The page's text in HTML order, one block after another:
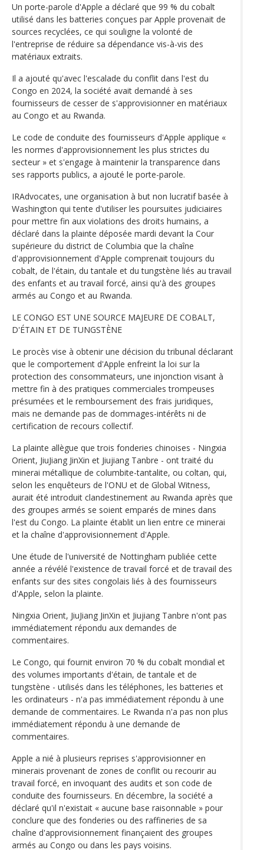
Un porte-parole d'Apple a déclaré que 99 % du cobalt
utilisé dans les batteries conçues par Apple provenait de
sources recyclées, ce qui souligne la volonté de
l'entreprise de réduire sa dépendance vis-à-vis des
matériaux extraits.
Il a ajouté qu'avec l'escalade du conflit dans l'est du
Congo en 2024, la société avait demandé à ses
fournisseurs de cesser de s'approvisionner en matériaux
au Congo et au Rwanda.
Le code de conduite des fournisseurs d'Apple applique «
les normes d'approvisionnement les plus strictes du
secteur » et s'engage à maintenir la transparence dans
ses rapports publics, a ajouté le porte-parole.
IRAdvocates, une organisation à but non lucratif basée à
Washington qui tente d'utiliser les poursuites judiciaires
pour mettre fin aux violations des droits humains, a
déclaré dans la plainte déposée mardi devant la Cour
supérieure du district de Columbia que la chaîne
d'approvisionnement d'Apple comprenait toujours du
cobalt, de l'étain, du tantale et du tungstène liés au travail
des enfants et au travail forcé, ainsi qu'à des groupes
armés au Congo et au Rwanda.
LE CONGO EST UNE SOURCE MAJEURE DE COBALT,
D'ÉTAIN ET DE TUNGSTÈNE
Le procès vise à obtenir une décision du tribunal déclarant
que le comportement d'Apple enfreint la loi sur la
protection des consommateurs, une injonction visant à
mettre fin à des pratiques commerciales trompeuses
présumées et le remboursement des frais juridiques,
mais ne demande pas de dommages-intérêts ni de
certification de recours collectif.
La plainte allègue que trois fonderies chinoises - Ningxia
Orient, JiuJiang JinXin et Jiujiang Tanbre - ont traité du
minerai métallique de columbite-tantalite, ou coltan, qui,
selon les enquêteurs de l'ONU et de Global Witness,
aurait été introduit clandestinement au Rwanda après que
des groupes armés se soient emparés de mines dans
l'est du Congo. La plainte établit un lien entre ce minerai
et la chaîne d'approvisionnement d'Apple.
Une étude de l'université de Nottingham publiée cette
année a révélé l'existence de travail forcé et de travail des
enfants sur des sites congolais liés à des fournisseurs
d'Apple, selon la plainte.
Ningxia Orient, JiuJiang JinXin et Jiujiang Tanbre n'ont pas
immédiatement répondu aux demandes de
commentaires.
Le Congo, qui fournit environ 70 % du cobalt mondial et
des volumes importants d'étain, de tantale et de
tungstène - utilisés dans les téléphones, les batteries et
les ordinateurs - n'a pas immédiatement répondu à une
demande de commentaires. Le Rwanda n'a pas non plus
immédiatement répondu à une demande de
commentaires.
Apple a nié à plusieurs reprises s'approvisionner en
minerais provenant de zones de conflit ou recourir au
travail forcé, en invoquant des audits et son code de
conduite des fournisseurs. En décembre, la société a
déclaré qu'il n'existait « aucune base raisonnable » pour
conclure que des fonderies ou des raffineries de sa
chaîne d'approvisionnement finançaient des groupes
armés au Congo ou dans les pays voisins.